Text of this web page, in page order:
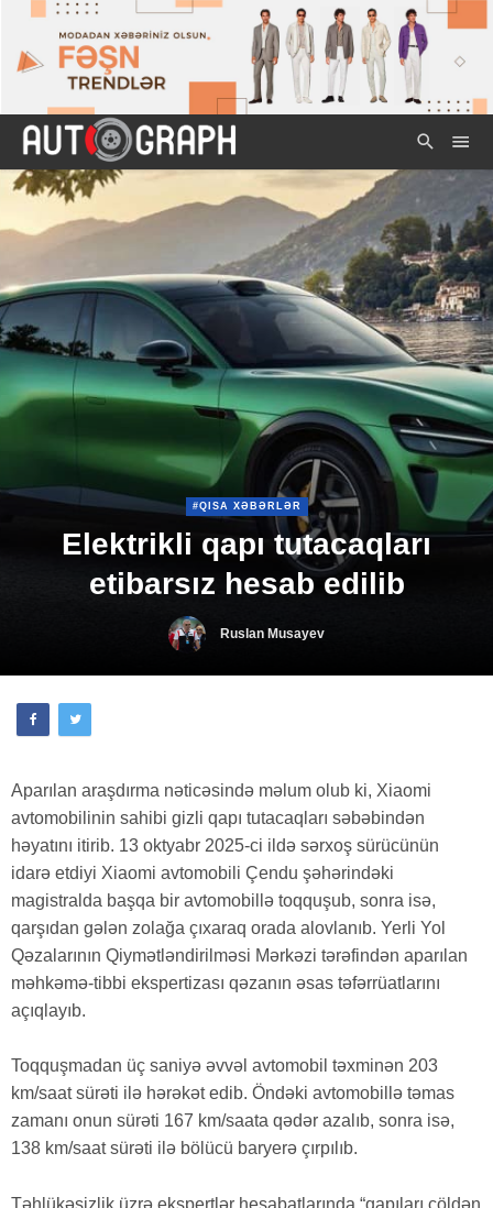
#QISA XƏBƏRLƏR
Elektrikli qapı tutacaqları
etibarsız hesab edilib
Ruslan Musayev
Aparılan araşdırma nəticəsində məlum olub ki, Xiaomi
avtomobilinin sahibi gizli qapı tutacaqları səbəbindən
həyatını itirib. 13 oktyabr 2025-ci ildə sərxoş sürücünün
idarə etdiyi Xiaomi avtomobili Çendu şəhərindəki
magistralda başqa bir avtomobillə toqquşub, sonra isə,
qarşıdan gələn zolağa çıxaraq orada alovlanıb. Yerli Yol
Qəzalarının Qiymətləndirilməsi Mərkəzi tərəfindən aparılan
məhkəmə-tibbi ekspertizası qəzanın əsas təfərrüatlarını
açıqlayıb.
Toqquşmadan üç saniyə əvvəl avtomobil təxminən 203
km/saat sürəti ilə hərəkət edib. Öndəki avtomobillə təmas
zamanı onun sürəti 167 km/saata qədər azalıb, sonra isə,
138 km/saat sürəti ilə bölücü baryerə çırpılıb.
Təhlükəsizlik üzrə ekspertlər hesabatlarında “qapıları çöldən